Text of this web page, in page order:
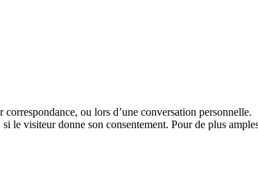
ou lors d’une conversation personnelle.
le visiteur donne son consentement. Pour de plus